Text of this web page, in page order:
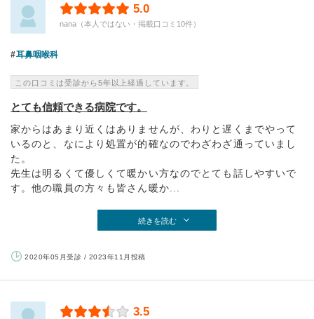
5.0
nana（本人ではない・掲載口コミ10件）
耳鼻咽喉科
この口コミは受診から5年以上経過しています。
とても信頼できる病院です。
家からはあまり近くはありませんが、わりと遅くまでやって
いるのと、なにより処置が的確なのでわざわざ通っていまし
た。
先生は明るくて優しくて暖かい方なのでとても話しやすいで
す。他の職員の方々も皆さん暖か...
続きを読む
2020年05月受診 / 2023年11月投稿
3.5